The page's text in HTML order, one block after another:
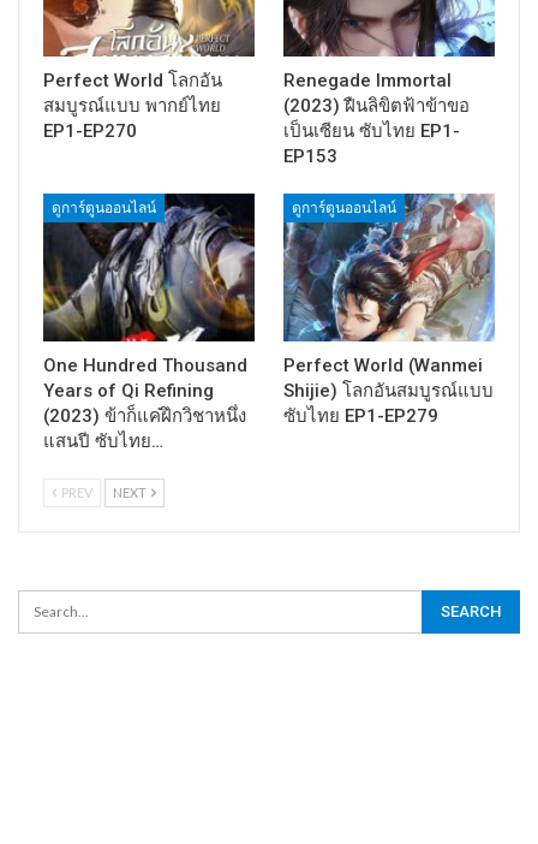
Perfect World โลกอัน
สมบูรณ์แบบ พากย์ไทย
EP1-EP270
Renegade Immortal
(2023) ฝืนลิขิตฟ้าข้าขอ
เป็นเซียน ซับไทย EP1-
EP153
ดูการ์ตูนออนไลน์
One Hundred Thousand
Years of Qi Refining
(2023) ข้าก็แค่ฝึกวิชาหนึ่ง
แสนปี ซับไทย…
ดูการ์ตูนออนไลน์
Perfect World (Wanmei
Shijie) โลกอันสมบูรณ์แบบ
ซับไทย EP1-EP279
PREV NEXT